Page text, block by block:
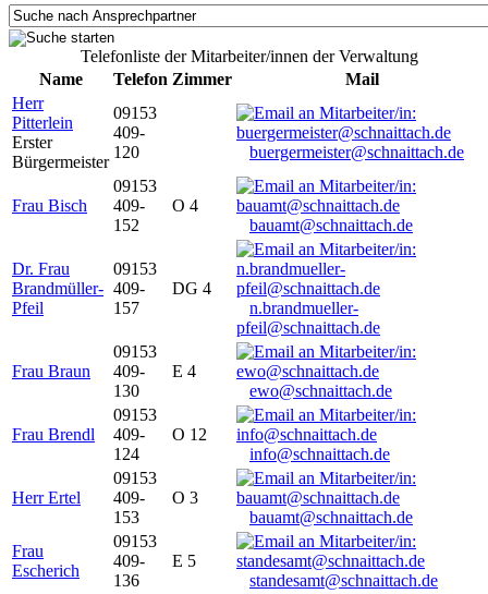
Telefonliste der Mitarbeiter/innen der Verwaltung
Name
Telefon Zimmer
Mail
Herr
Pitterlein
Erster
Bürgermeister
09153
409-
120
buergermeister@schnaittach.de
Frau Bisch
09153
409-
152
O 4
bauamt@schnaittach.de
Dr. Frau
Brandmüller-
Pfeil
09153
409-
157
DG 4
n.brandmueller-
pfeil@schnaittach.de
Frau Braun
09153
409-
130
E 4
ewo@schnaittach.de
Frau Brendl
09153
409-
124
O 12
info@schnaittach.de
Herr Ertel
09153
409-
153
O 3
bauamt@schnaittach.de
Frau
Escherich
09153
409-
136
E 5
standesamt@schnaittach.de